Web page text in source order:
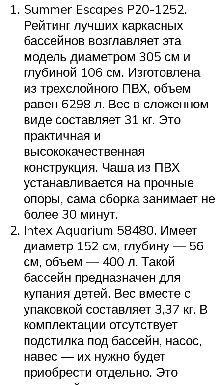
Summer Escapes P20-1252.
Рейтинг лучших каркасных
бассейнов возглавляет эта
модель диаметром 305 см и
глубиной 106 см. Изготовлена
из трехслойного ПВХ, объем
равен 6298 л. Вес в сложенном
виде составляет 31 кг. Это
практичная и
высококачественная
конструкция. Чаша из ПВХ
устанавливается на прочные
опоры, сама сборка занимает не
более 30 минут.
Intex Aquarium 58480. Имеет
диаметр 152 см, глубину — 56
см, объем — 400 л. Такой
бассейн предназначен для
купания детей. Вес вместе с
упаковкой составляет 3,37 кг. В
комплектации отсутствует
подстилка под бассейн, насос,
навес — их нужно будет
приобрести отдельно. Это